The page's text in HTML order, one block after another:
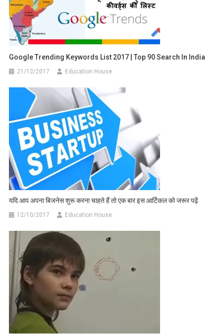
Google Trending Keywords List 2017 | Top 90 Search In India
21/12/2017 Education House
यदि आप अपना बिजनेस शुरू करना चाहते हैं तो एक बार इस आर्टिकल को जरूर पढ़ें
12/10/2017 Education House